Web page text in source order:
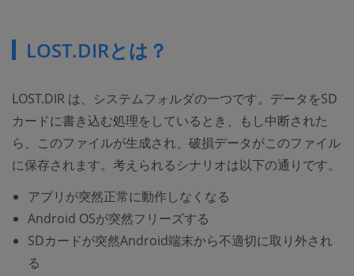
LOST.DIRとは？
LOST.DIR は、システムフォルダの一つです。データをSD
カードに書き込む処理をしているとき、もし中断された
ら、このファイルが生成され、破損データがこのファイル
に保存されます。考えられるシナリオは以下の通りです。
アプリが突然正常に動作しなくなる
Android OSが突然フリーズする
SDカードが突然Android端末から不適切に取り外され
る